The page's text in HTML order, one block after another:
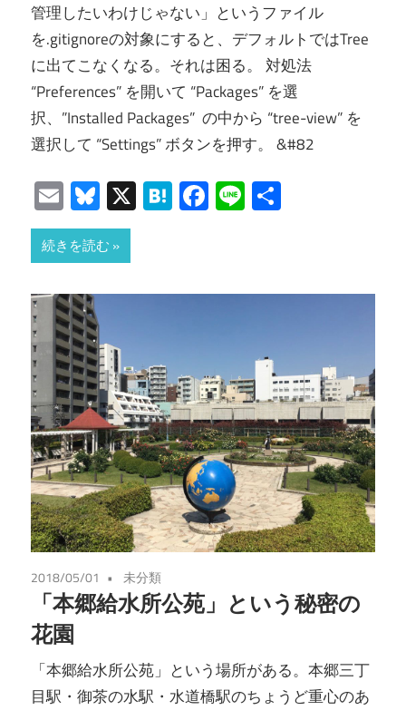
管理したいわけじゃない」というファイル
を.gitignoreの対象にすると、デフォルトではTree
に出てこなくなる。それは困る。 対処法
“Preferences” を開いて “Packages” を選
択、”Installed Packages” の中から “tree-view” を
選択して “Settings” ボタンを押す。 &#82
EmailBluesky
X Hatena
Facebook
Line
続きを読む
2018/05/01 未分類
「本郷給水所公苑」という秘密の
花園
「本郷給水所公苑」という場所がある。本郷三丁
目駅・御茶の水駅・水道橋駅のちょうど重心のあ